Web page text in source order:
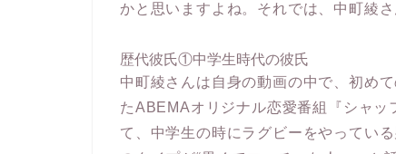
かと思いますよね。それでは、中町綾
歴代彼氏①中学生時代の彼氏
中町綾さんは自身の動画の中で、初め
たABEMAオリジナル恋愛番組『シャ
て、中学生の時にラグビーをやってい